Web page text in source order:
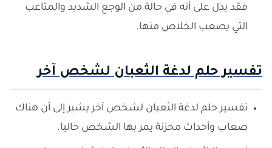
فقد يدل على أنه في حالة من الوجع الشديد والمتاعب
التي يصعب الخلاص منها.
تفسير حلم لدغة الثعبان لشخص آخر
تفسير حلم لدغة الثعبان لشخص آخر يشير إلى أن هناك
صعاب وأحداث محزنة يمر بها الشخص حاليا.